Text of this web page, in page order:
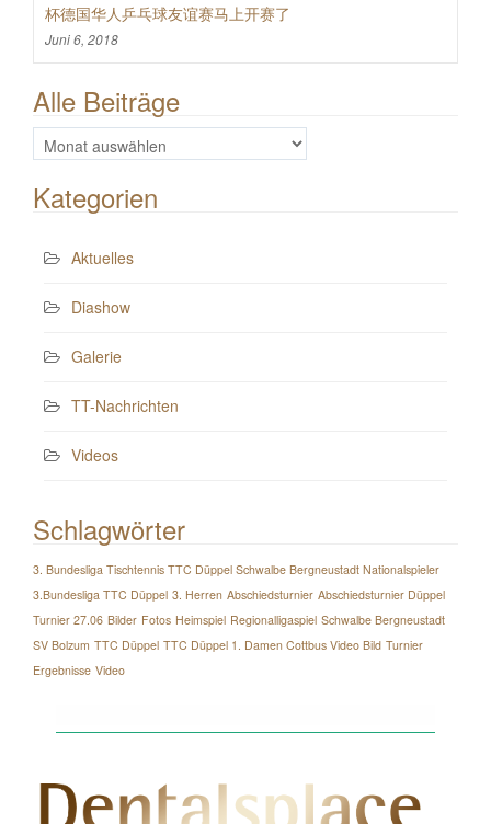
杯德国华人乒乓球友谊赛马上开赛了
Juni 6, 2018
Alle Beiträge
Alle
Beiträge
Kategorien
Aktuelles
Diashow
Galerie
TT-Nachrichten
Videos
Schlagwörter
3. Bundesliga Tischtennis TTC Düppel Schwalbe Bergneustadt Nationalspieler
3.Bundesliga TTC Düppel 3. Herren Abschiedsturnier Abschiedsturnier Düppel
Turnier 27.06 Bilder Fotos Heimspiel Regionalligaspiel Schwalbe Bergneustadt
SV Bolzum TTC Düppel TTC Düppel 1. Damen Cottbus Video Bild Turnier
Ergebnisse Video